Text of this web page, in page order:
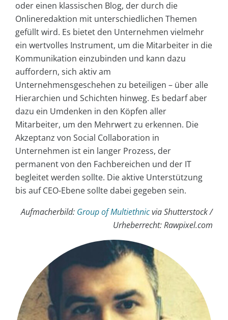
oder einen klassischen Blog, der durch die
Onlineredaktion mit unterschiedlichen Themen
gefüllt wird. Es bietet den Unternehmen vielmehr
ein wertvolles Instrument, um die Mitarbeiter in die
Kommunikation einzubinden und kann dazu
auffordern, sich aktiv am
Unternehmensgeschehen zu beteiligen – über alle
Hierarchien und Schichten hinweg. Es bedarf aber
dazu ein Umdenken in den Köpfen aller
Mitarbeiter, um den Mehrwert zu erkennen. Die
Akzeptanz von Social Collaboration in
Unternehmen ist ein langer Prozess, der
permanent von den Fachbereichen und der IT
begleitet werden sollte. Die aktive Unterstützung
bis auf CEO-Ebene sollte dabei gegeben sein.
Aufmacherbild: Group of Multiethnicvia Shutterstock /
Urheberrecht: Rawpixel.com